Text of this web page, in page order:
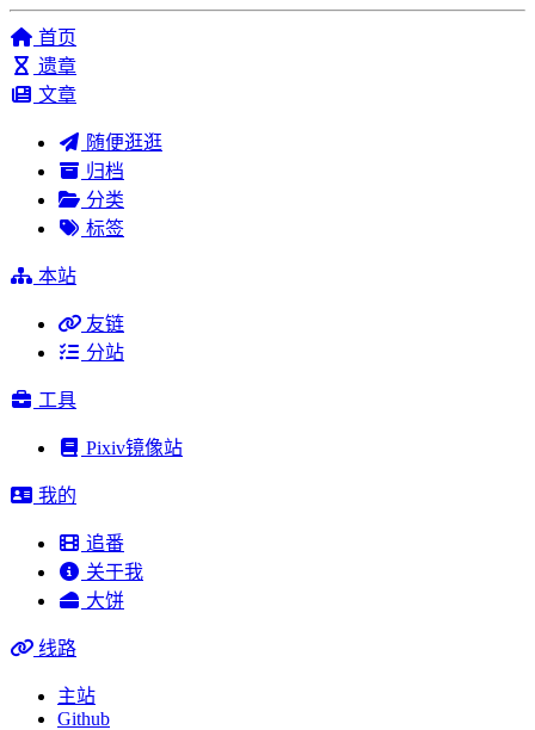
首页
遗章
文章
随便逛逛
归档
分类
标签
本站
友链
分站
工具
Pixiv镜像站
我的
追番
关于我
大饼
线路
主站
Github